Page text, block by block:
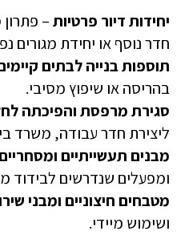
יחידות דיור פרטיות–
חדר נוסף או יחידת מגורים
תוספות בנייה לבתים
בהריסה או שיפוץ מסיבי.
סגירת מרפסת והפיכתה
ליצירת חדר עבודה, משרד
מבנים תעשייתיים
ומפעלים שנדרשים לבידוד
מטבחים חיצוניים ומבני
ושימוש מיידי.